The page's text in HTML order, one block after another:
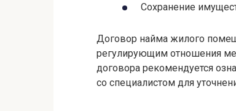
Сохранение
Договор найма жилого
регулирующим отношения
договора рекомендуется
со специалистом для